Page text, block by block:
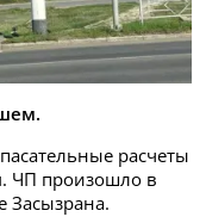
расчеты
ЧП произошло в
Засызрана.